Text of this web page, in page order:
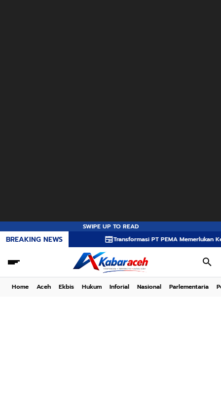
SWIPE UP TO READ
BREAKING NEWS Transformasi PT PEMA Memerlukan
Home Aceh Ekbis Hukum Inforial Nasional Parlementaria